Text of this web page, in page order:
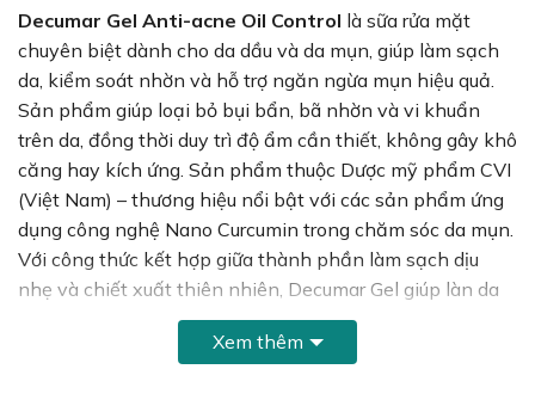
Decumar Gel Anti-acne Oil Control là sữa rửa mặt
chuyên biệt dành cho da dầu và da mụn, giúp làm sạch
da, kiểm soát nhờn và hỗ trợ ngăn ngừa mụn hiệu quả.
Sản phẩm giúp loại bỏ bụi bẩn, bã nhờn và vi khuẩn
trên da, đồng thời duy trì độ ẩm cần thiết, không gây khô
căng hay kích ứng. Sản phẩm thuộc Dược mỹ phẩm CVI
(Việt Nam) – thương hiệu nổi bật với các sản phẩm ứng
dụng công nghệ Nano Curcumin trong chăm sóc da mụn.
Với công thức kết hợp giữa thành phần làm sạch dịu
nhẹ và chiết xuất thiên nhiên, Decumar Gel giúp làn da
sạch thoáng, giảm bóng dầu và duy trì sự tươi trẻ mỗi
Xem thêm